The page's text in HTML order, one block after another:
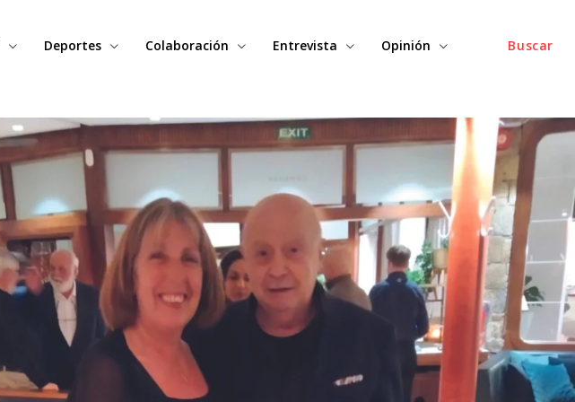
Buscar
Deportes Colaboración Entrevista Opinión